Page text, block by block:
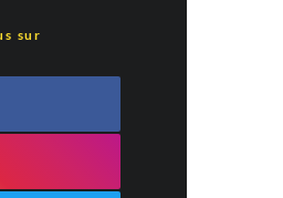
sur